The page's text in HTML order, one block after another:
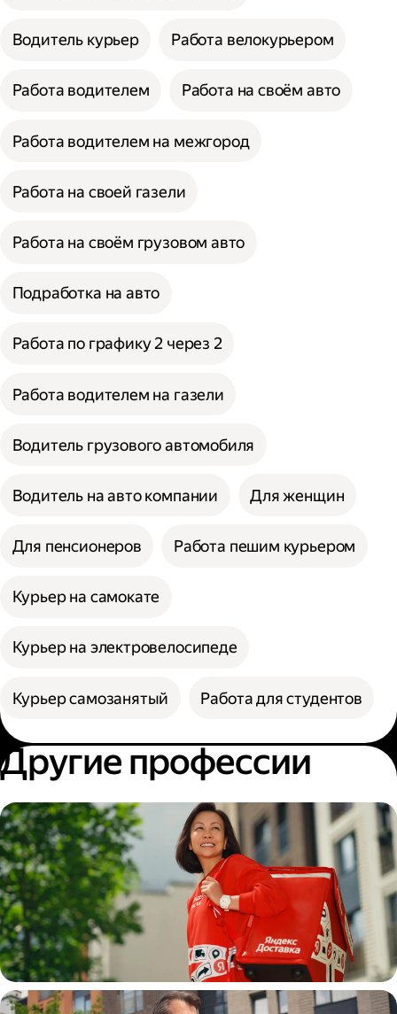
Водитель курьер Работа велокурьером
Работа водителем Работа на своём авто
Работа водителем на межгород
Работа на своей газели
Работа на своём грузовом авто
Подработка на авто
Работа по графику 2 через 2
Работа водителем на газели
Водитель грузового автомобиля
Водитель на авто компании Для женщин
Для пенсионеров Работа пешим курьером
Курьер на самокате
Курьер на электровелосипеде
Курьер самозанятый Работа для студентов
Другие профессии
Пеший курьер